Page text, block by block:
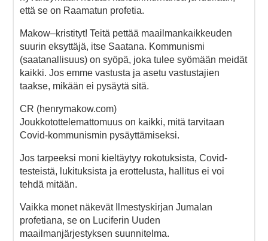
että se on Raamatun profetia.
Makow–kristityt! Teitä pettää maailmankaikkeuden
suurin eksyttäjä, itse Saatana. Kommunismi
(saatanallisuus) on syöpä, joka tulee syömään meidät
kaikki. Jos emme vastusta ja asetu vastustajien
taakse, mikään ei pysäytä sitä.
CR (henrymakow.com)
Joukkotottelemattomuus on kaikki, mitä tarvitaan
Covid-kommunismin pysäyttämiseksi.
Jos tarpeeksi moni kieltäytyy rokotuksista, Covid-
testeistä, lukituksista ja erottelusta, hallitus ei voi
tehdä mitään.
Vaikka monet näkevät Ilmestyskirjan Jumalan
profetiana, se on Luciferin Uuden
maailmanjärjestyksen suunnitelma.